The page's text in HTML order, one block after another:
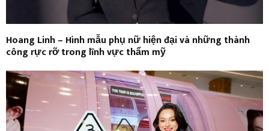
Hoang Linh – Hình mẫu phụ nữ hiện đại và những thành
công rực rỡ trong lĩnh vực thẩm mỹ